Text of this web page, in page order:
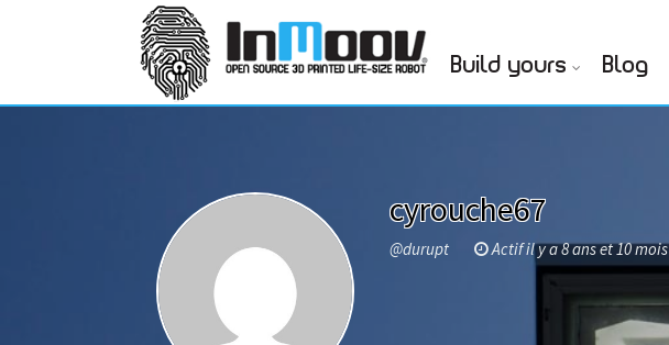
Build yours Blog
cyrouche67
@durupt Actif il y a 8 ans et 10 mois